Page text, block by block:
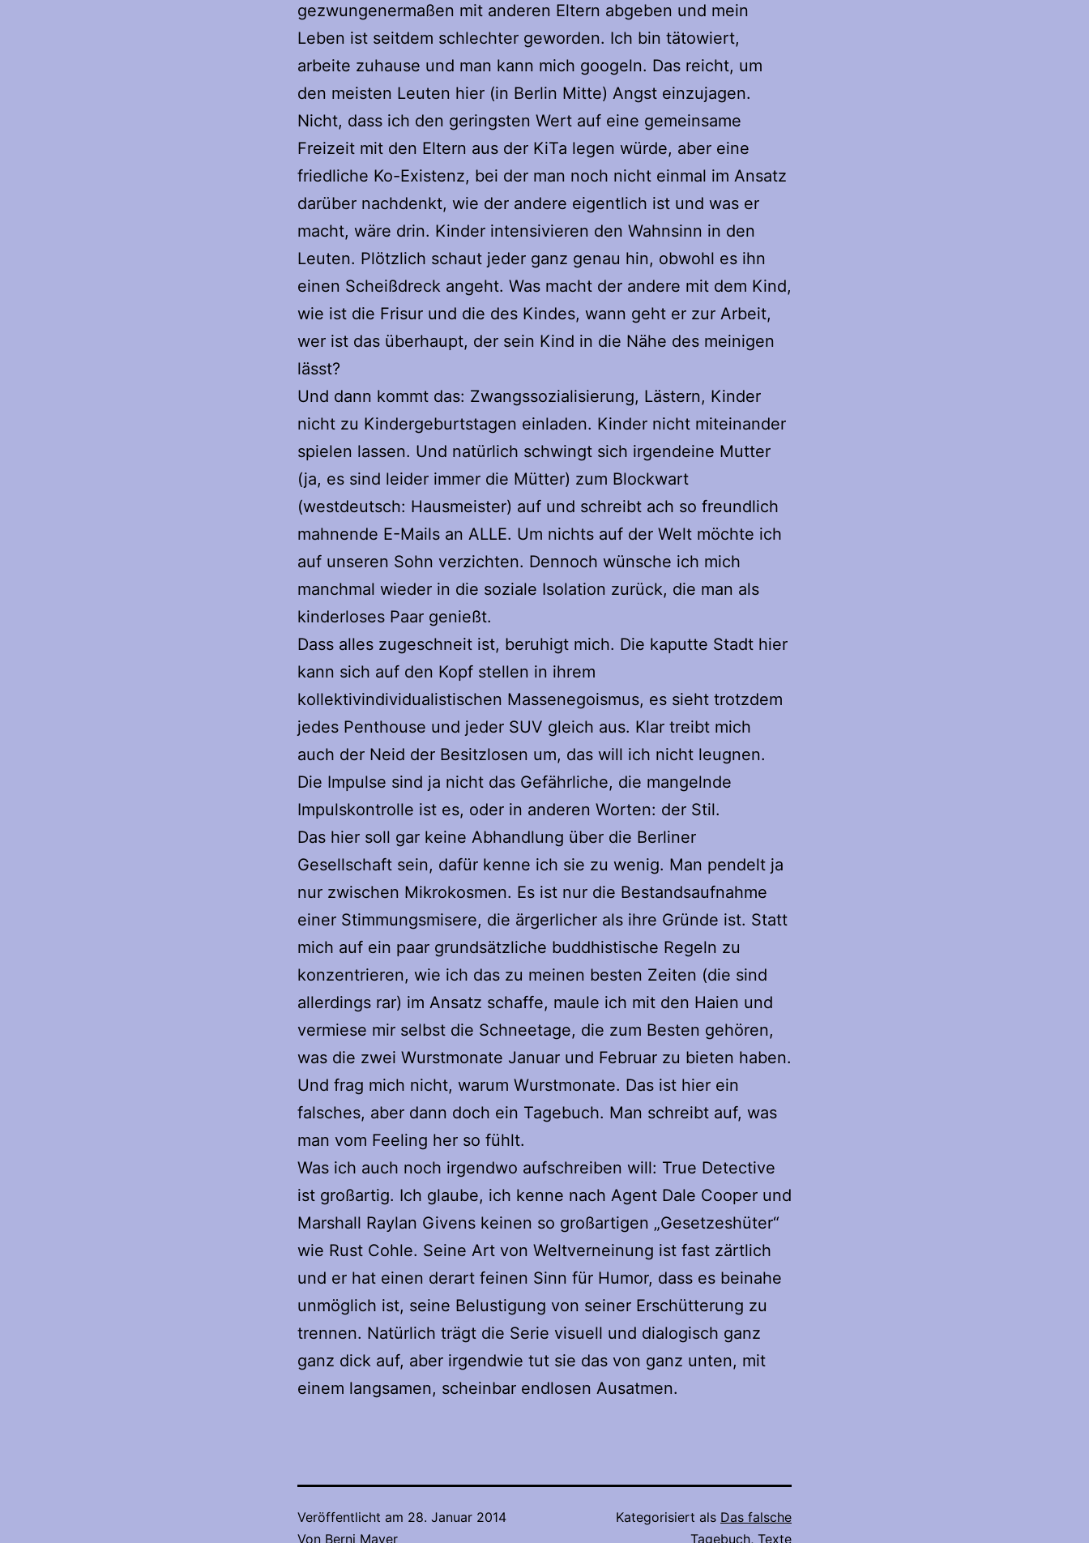
gezwungenermaßen mit anderen Eltern abgeben und mein
Leben ist seitdem schlechter geworden. Ich bin tätowiert,
arbeite zuhause und man kann mich googeln. Das reicht, um
den meisten Leuten hier (in Berlin Mitte) Angst einzujagen.
Nicht, dass ich den geringsten Wert auf eine gemeinsame
Freizeit mit den Eltern aus der KiTa legen würde, aber eine
friedliche Ko-Existenz, bei der man noch nicht einmal im Ansatz
darüber nachdenkt, wie der andere eigentlich ist und was er
macht, wäre drin. Kinder intensivieren den Wahnsinn in den
Leuten. Plötzlich schaut jeder ganz genau hin, obwohl es ihn
einen Scheißdreck angeht. Was macht der andere mit dem Kind,
wie ist die Frisur und die des Kindes, wann geht er zur Arbeit,
wer ist das überhaupt, der sein Kind in die Nähe des meinigen
lässt?
Und dann kommt das: Zwangssozialisierung, Lästern, Kinder
nicht zu Kindergeburtstagen einladen. Kinder nicht miteinander
spielen lassen. Und natürlich schwingt sich irgendeine Mutter
(ja, es sind leider immer die Mütter) zum Blockwart
(westdeutsch: Hausmeister) auf und schreibt ach so freundlich
mahnende E-Mails an ALLE. Um nichts auf der Welt möchte ich
auf unseren Sohn verzichten. Dennoch wünsche ich mich
manchmal wieder in die soziale Isolation zurück, die man als
kinderloses Paar genießt.
Dass alles zugeschneit ist, beruhigt mich. Die kaputte Stadt hier
kann sich auf den Kopf stellen in ihrem
kollektivindividualistischen Massenegoismus, es sieht trotzdem
jedes Penthouse und jeder SUV gleich aus. Klar treibt mich
auch der Neid der Besitzlosen um, das will ich nicht leugnen.
Die Impulse sind ja nicht das Gefährliche, die mangelnde
Impulskontrolle ist es, oder in anderen Worten: der Stil.
Das hier soll gar keine Abhandlung über die Berliner
Gesellschaft sein, dafür kenne ich sie zu wenig. Man pendelt ja
nur zwischen Mikrokosmen. Es ist nur die Bestandsaufnahme
einer Stimmungsmisere, die ärgerlicher als ihre Gründe ist. Statt
mich auf ein paar grundsätzliche buddhistische Regeln zu
konzentrieren, wie ich das zu meinen besten Zeiten (die sind
allerdings rar) im Ansatz schaffe, maule ich mit den Haien und
vermiese mir selbst die Schneetage, die zum Besten gehören,
was die zwei Wurstmonate Januar und Februar zu bieten haben.
Und frag mich nicht, warum Wurstmonate. Das ist hier ein
falsches, aber dann doch ein Tagebuch. Man schreibt auf, was
man vom Feeling her so fühlt.
Was ich auch noch irgendwo aufschreiben will: True Detective
ist großartig. Ich glaube, ich kenne nach Agent Dale Cooper und
Marshall Raylan Givens keinen so großartigen „Gesetzeshüter“
wie Rust Cohle. Seine Art von Weltverneinung ist fast zärtlich
und er hat einen derart feinen Sinn für Humor, dass es beinahe
unmöglich ist, seine Belustigung von seiner Erschütterung zu
trennen. Natürlich trägt die Serie visuell und dialogisch ganz
ganz dick auf, aber irgendwie tut sie das von ganz unten, mit
einem langsamen, scheinbar endlosen Ausatmen.
Veröffentlicht am 28. Januar 2014
Von Berni Mayer
Kategorisiert als Das falsche
Tagebuch, Texte